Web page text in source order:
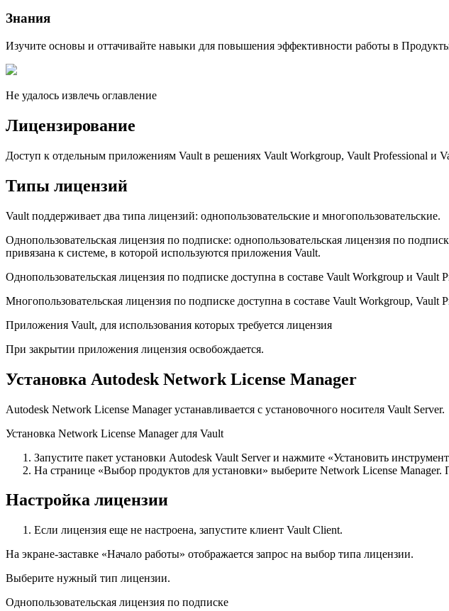
Знания
Изучите основы и оттачивайте навыки для повышения эффективности работы в
Не удалось извлечь оглавление
Лицензирование
Доступ к отдельным приложениям Vault в решениях Vault Workgroup, Vault Professional и
Типы лицензий
Vault поддерживает два типа лицензий: однопользовательские и многопользовательские.
Однопользовательская лицензия по подписке: однопользовательская лицензия по
привязана к системе, в которой используются приложения Vault.
Однопользовательская лицензия по подписке доступна в составе Vault Workgroup и Vault
Многопользовательская лицензия по подписке доступна в составе Vault Workgroup, Vault
Приложения Vault, для использования которых требуется лицензия
При закрытии приложения лицензия освобождается.
Установка Autodesk Network License Manager
Autodesk Network License Manager устанавливается с установочного носителя Vault Server.
Установка Network License Manager для Vault
Запустите пакет установки Autodesk Vault Server и нажмите «Установить
На странице «Выбор продуктов для установки» выберите Network License
Настройка лицензии
Если лицензия еще не настроена, запустите клиент Vault Client.
На экране-заставке «Начало работы» отображается запрос на выбор типа лицензии.
Выберите нужный тип лицензии.
Однопользовательская лицензия по подписке